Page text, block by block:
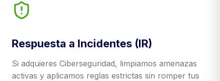
Respuesta a Incidentes (IR)
Si adquieres Ciberseguridad, limpiamos amenazas
activas y aplicamos reglas estrictas sin romper tus